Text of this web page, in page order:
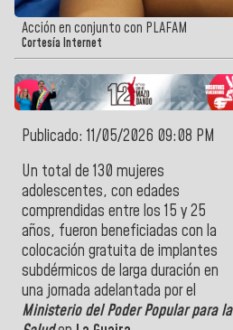
Acción en conjunto con PLAFAM
Cortesía Internet
Publicado: 11/05/2026 09:08 PM
Un total de 130 mujeres
adolescentes, con edades
comprendidas entre los 15 y 25
años, fueron beneficiadas con la
colocación gratuita de implantes
subdérmicos de larga duración en
una jornada adelantada por el
Ministerio del Poder Popular para la